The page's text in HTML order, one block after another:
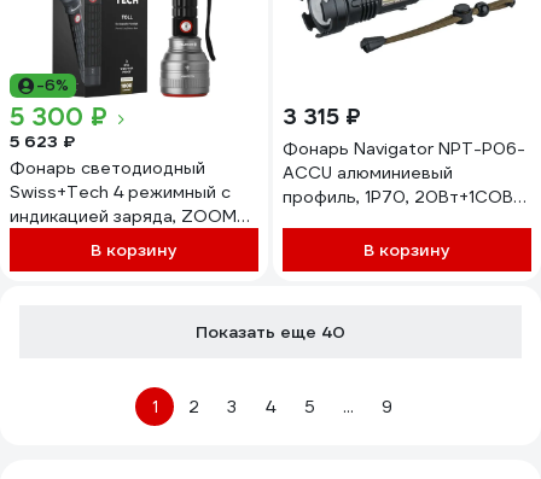
-6%
5 300 ₽
5 623 ₽
Фонарь светодиодный
Swiss+Tech 4 режимный с
индикацией заряда, ZOOM
(1000LM, 1000м, акк. 21700,
4600mAH, 15 часов, зарядка
В корзину
3 315 ₽
Фонарь Navigator NPT-P06-
ACCU алюминиевый
профиль, 1P70, 20Вт+1COB
В корзину
Показать еще 40
1 2 3 4 5 ... 9